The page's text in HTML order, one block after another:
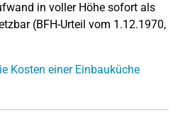
in voller Höhe sofort als
(BFH-Urteil vom 1.12.1970,
Kosten einer Einbauküche